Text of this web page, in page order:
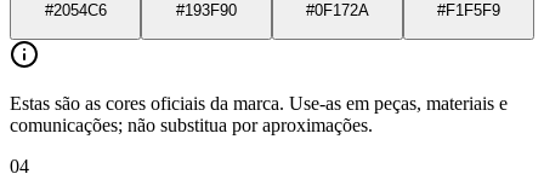
#2054C6
#193F90
#0F172A
#F1F5F9
Estas são as cores oficiais da marca. Use-as em peças, materiais e
comunicações; não substitua por aproximações.
04